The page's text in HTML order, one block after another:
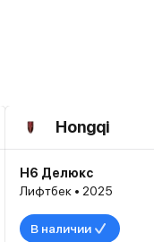
Hongqi
H6 Делюкс
Лифтбек • 2025
В наличии